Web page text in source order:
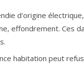
d'origine
effondrement. Ces
habitation peut